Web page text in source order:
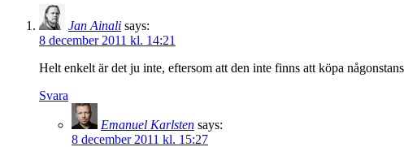
Jan Ainali says:
8 december 2011 kl. 14:21
Helt enkelt är det ju inte, eftersom att den inte finns att köpa
Svara
Emanuel Karlsten says:
8 december 2011 kl. 15:27